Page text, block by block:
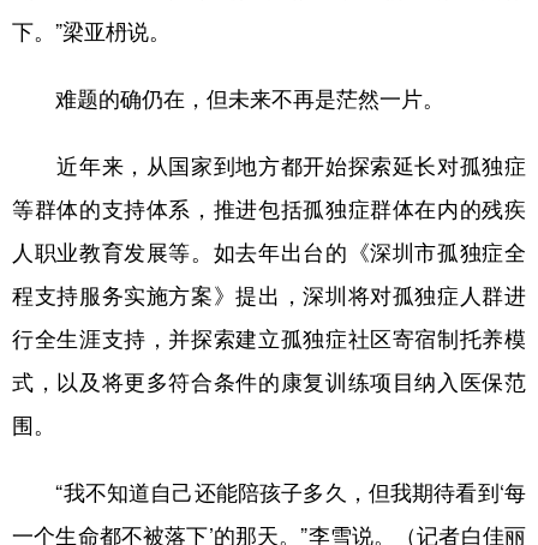
下。”梁亚枬说。
难题的确仍在，但未来不再是茫然一片。
近年来，从国家到地方都开始探索延长对孤独症
等群体的支持体系，推进包括孤独症群体在内的残疾
人职业教育发展等。如去年出台的《深圳市孤独症全
程支持服务实施方案》提出，深圳将对孤独症人群进
行全生涯支持，并探索建立孤独症社区寄宿制托养模
式，以及将更多符合条件的康复训练项目纳入医保范
围。
“我不知道自己还能陪孩子多久，但我期待看到‘每
一个生命都不被落下’的那天。”李雪说。（记者白佳丽